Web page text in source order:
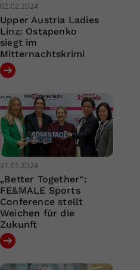
02.02.2024
Upper Austria Ladies
Linz: Ostapenko
siegt im
Mitternachtskrimi
31.01.2024
„Better Together“:
FE&MALE Sports
Conference stellt
Weichen für die
Zukunft